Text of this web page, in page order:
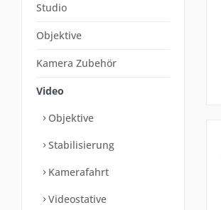
Studio
Objektive
Kamera Zubehör
Video
Objektive
Stabilisierung
Kamerafahrt
Videostative